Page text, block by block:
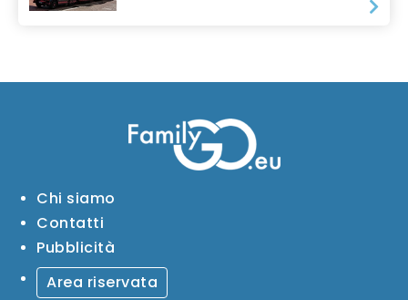
Chi siamo
Contatti
Pubblicità
Area riservata